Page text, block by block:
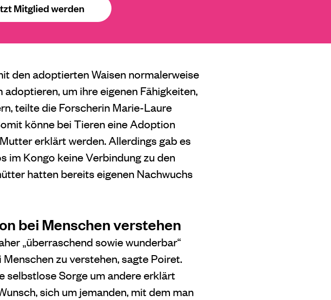
Mitglied werden
den adoptierten Waisen normalerweise
um ihre eigenen Fähigkeiten,
teilte die Forscherin Marie-Laure
könne bei Tieren eine Adoption
erklärt werden. Allerdings gab es
im Kongo keine Verbindung zu den
hatten bereits eigenen Nachwuchs
bei Menschen verstehen
„überraschend sowie wunderbar“
zu verstehen, sagte Poiret.
selbstlose Sorge um andere erklärt
sich um jemanden, mit dem man